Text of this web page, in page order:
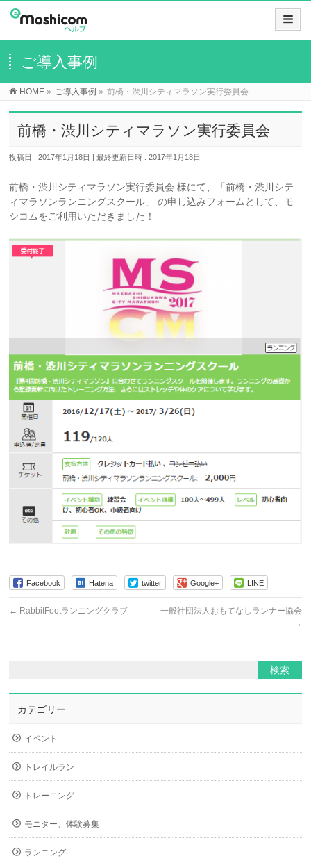
ご導入事例
HOME » ご導入事例 » 前橋・渋川シティマラソン実行委員会
前橋・渋川シティマラソン実行委員会
投稿日 : 2017年1月18日 最終更新日時 : 2017年1月18日
前橋・渋川シティマラソン実行委員会 様にて、「前橋・渋川シテ
ィマラソンランニングスクール」 の申し込みフォームとして、モ
シコムをご利用いただきました！
Facebook Hatena twitter Google+ LINE
← RabbitFootランニングクラブ
一般社団法人おもてなしランナー協会
→
カテゴリー
イベント
トレイルラン
トレーニング
モニター、体験募集
ランニング